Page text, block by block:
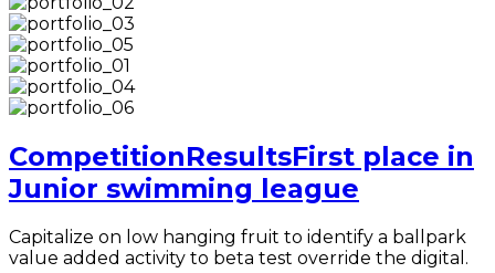
CompetitionResultsFirst place in
Junior swimming league
Capitalize on low hanging fruit to identify a ballpark
value added activity to beta test override the digital.